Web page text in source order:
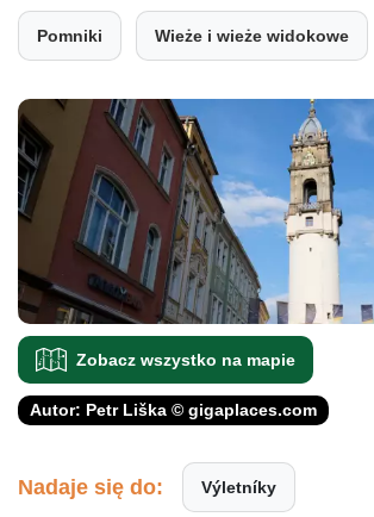
Pomniki Wieże i wieże widokowe
Zobacz wszystko na mapie
Autor: Petr Liška © gigaplaces.com
Nadaje się do: Výletníky